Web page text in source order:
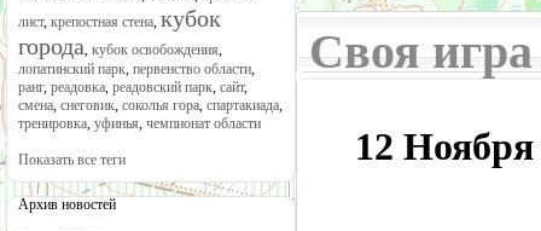
лист, крепостная стена, кубок
города, кубок освобождения,
лопатинский парк, первенство области,
ранг, реадовка, реадовский парк, сайт,
смена, снеговик, соколья гора, спартакиада,
тренировка, уфинья, чемпионат области
Показать все теги
Архив новостей
Своя игра
12